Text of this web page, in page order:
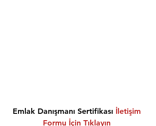
Emlak Danışmanı Sertifikası İletişim
Formu İçin Tıklayın